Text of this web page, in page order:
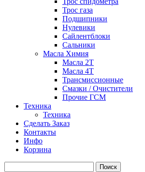
Трос газа
Подшипники
Нулевики
Сайлентблоки
Сальники
Масла Химия
Масла 2Т
Масла 4Т
Трансмиссионные
Смазки / Очистители
Прочие ГСМ
Техника
Техника
Сделать Заказ
Контакты
Инфо
Корзина